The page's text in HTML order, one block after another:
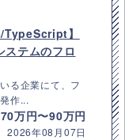
】
テムのフロ
る企業にて、フ
作...
万円〜90万円
2026年08月07日